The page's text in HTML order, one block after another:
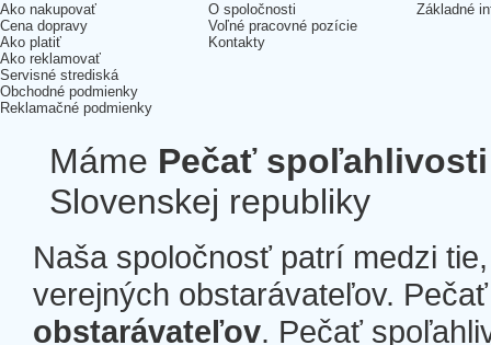
Ako nakupovať
Cena dopravy
Ako platiť
Ako reklamovať
Servisné strediská
Obchodné podmienky
Reklamačné podmienky
O spoločnosti
Voľné pracovné pozície
Kontakty
Základné
Máme Pečať spoľahlivosti
Slovenskej republiky
Naša spoločnosť patrí medzi
verejných obstarávateľov.
obstarávateľov. Pečať